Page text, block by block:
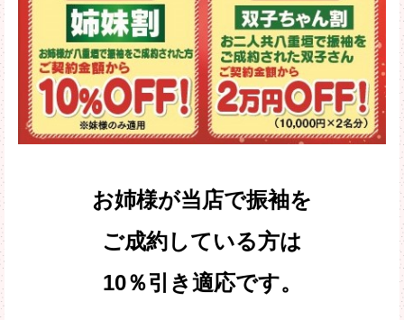
お姉様が当店で振袖を
ご成約している方は
10％引き適応です。